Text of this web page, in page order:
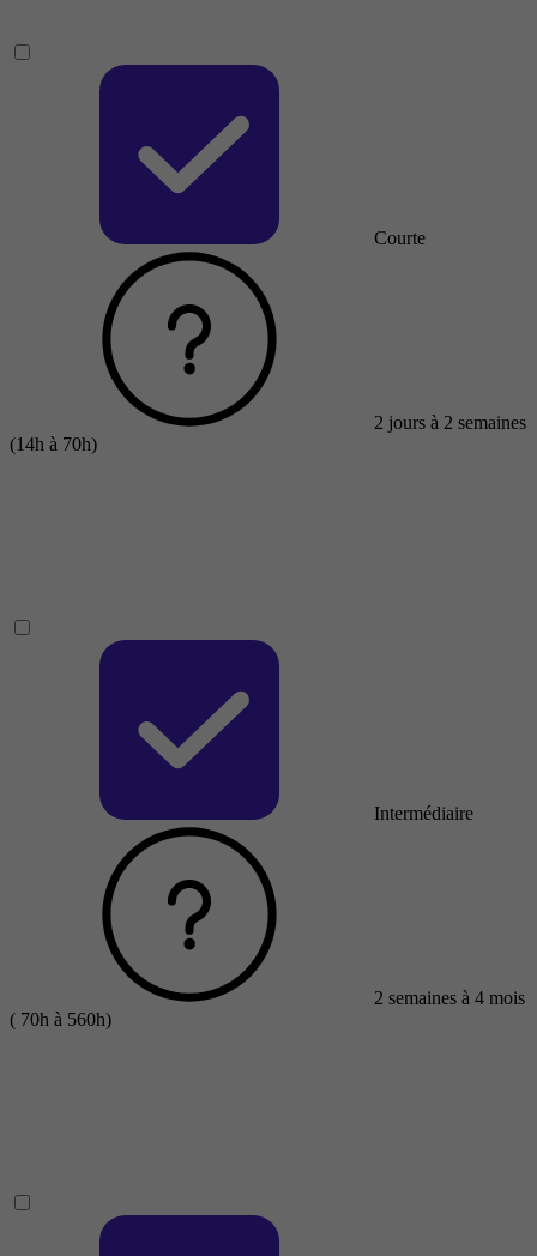
Courte
2 jours à 2 semaines
(14h à 70h)
Intermédiaire
2 semaines à 4 mois
( 70h à 560h)